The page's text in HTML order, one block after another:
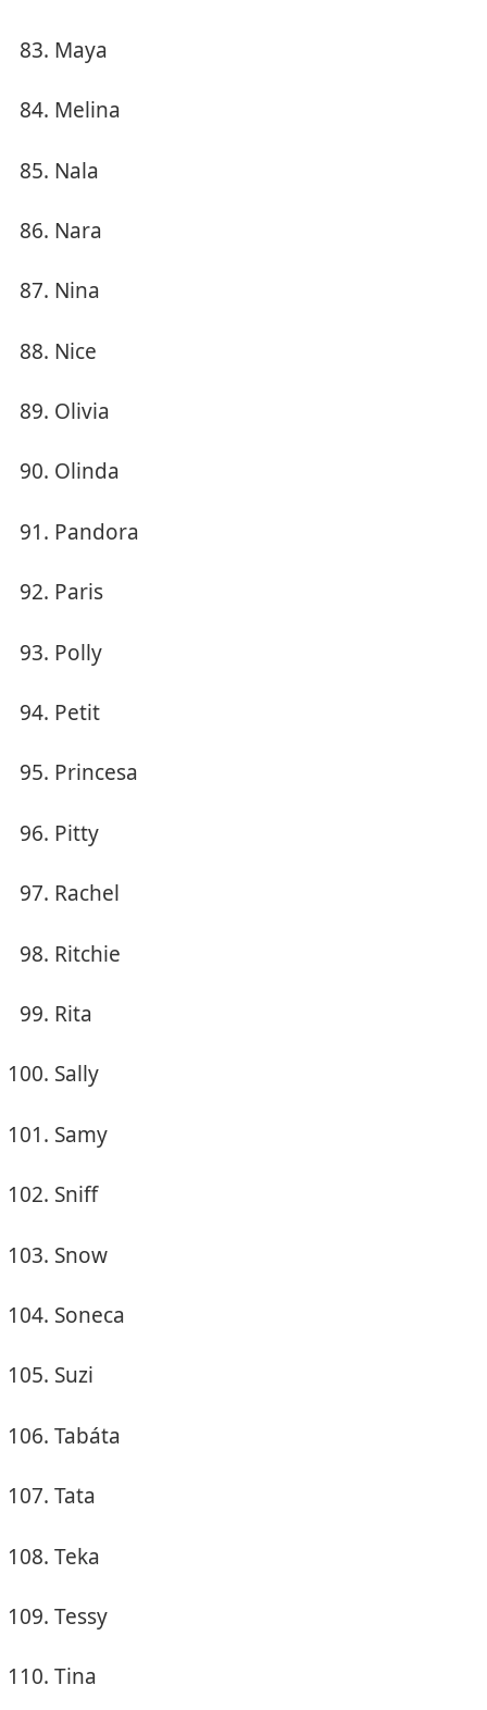
Maya
Melina
Nala
Nara
Nina
Nice
Olivia
Olinda
Pandora
Paris
Polly
Petit
Princesa
Pitty
Rachel
Ritchie
Rita
Sally
Samy
Sniff
Snow
Soneca
Suzi
Tabáta
Tata
Teka
Tessy
Tina